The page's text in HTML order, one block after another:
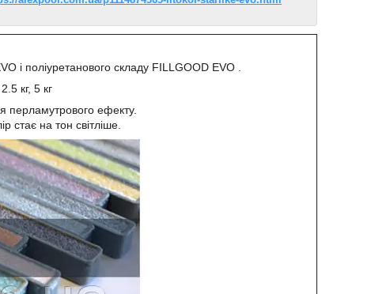
і поліуретанового складу FILLGOOD EVO .
кг, 5 кг
перламутрового ефекту.
стає на тон світліше.